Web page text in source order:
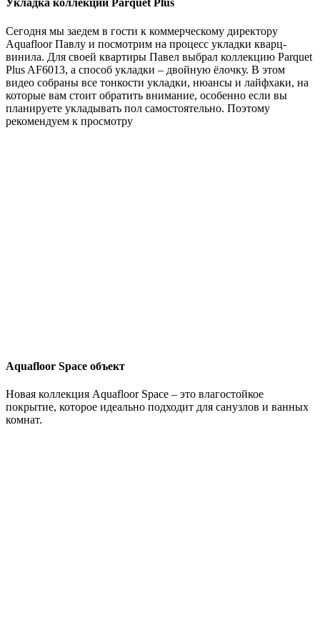
Укладка коллекции Parquet Plus
Сегодня мы заедем в гости к коммерческому директору
Aquafloor Павлу и посмотрим на процесс укладки кварц-
винила. Для своей квартиры Павел выбрал коллекцию Parquet
Plus AF6013, а способ укладки – двойную ёлочку. В этом
видео собраны все тонкости укладки, нюансы и лайфхаки, на
которые вам стоит обратить внимание, особенно если вы
планируете укладывать пол самостоятельно. Поэтому
рекомендуем к просмотру
Aquafloor Space объект
Новая коллекция Aquafloor Space – это влагостойкое
покрытие, которое идеально подходит для санузлов и ванных
комнат.